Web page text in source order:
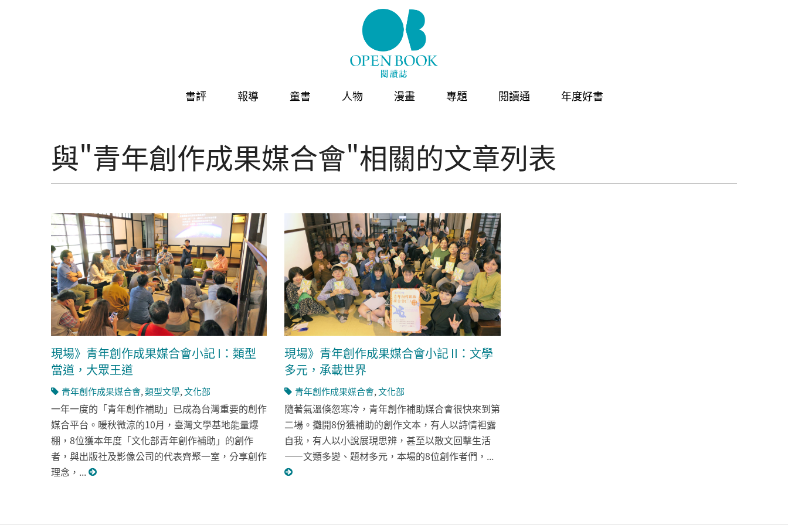
書評 報導 童書 人物 漫畫 專題 閱讀通 年度好書
與"青年創作成果媒合會"相關的文章列表
現場》青年創作成果媒合會小記 I：類型
當道，大眾王道
青年創作成果媒合會,類型文學,文化部
一年一度的「青年創作補助」已成為台灣重要的創作
媒合平台。暖秋微涼的10月，臺灣文學基地能量爆
棚，8位獲本年度「文化部青年創作補助」的創作
者，與出版社及影像公司的代表齊聚一室，分享創作
理念，...
現場》青年創作成果媒合會小記 II：文學
多元，承載世界
青年創作成果媒合會,文化部
隨著氣溫倏忽寒冷，青年創作補助媒合會很快來到第
二場。攤開8份獲補助的創作文本，有人以詩情袒露
自我，有人以小說展現思辨，甚至以散文回擊生活
——文類多變、題材多元，本場的8位創作者們，...